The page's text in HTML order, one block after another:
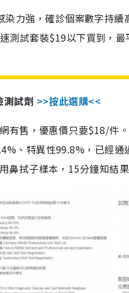
力強，確診個案數字持
測試套裝$19以下買到，
測試劑 >>按此選購<<
有售，優惠價只要$18/件
、特異性99.8%，已經
拭子樣本，15分鐘知結果